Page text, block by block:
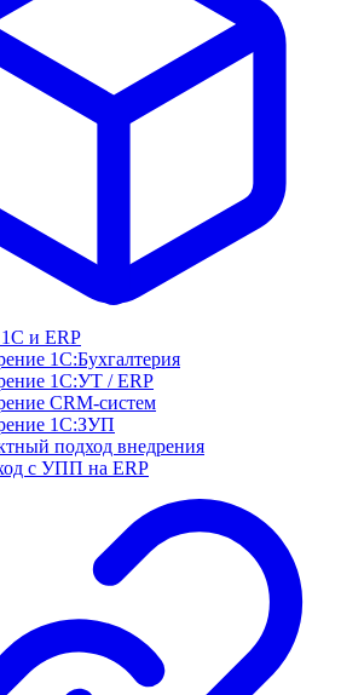
и ERP
1С:Бухгалтерия
1С:УТ / ERP
CRM-систем
1С:ЗУП
подход внедрения
с УПП на ERP